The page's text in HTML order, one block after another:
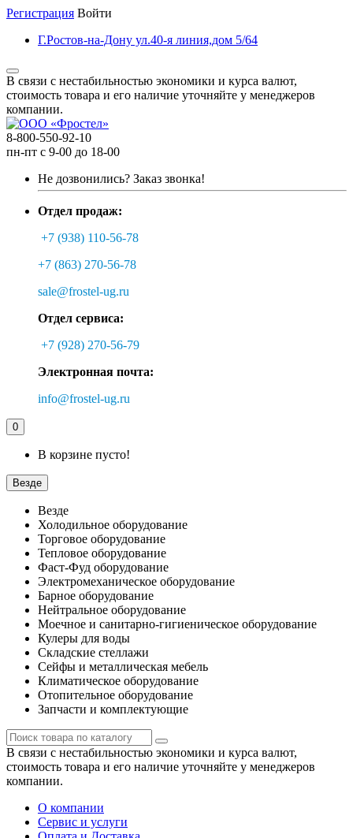
Регистрация Войти
Г.Ростов-на-Дону ул.40-я линия,дом 5/64
В связи с нестабильностью экономики и курса валют,
стоимость товара и его наличие уточняйте у менеджеров
компании.
8-800-550-92-10
пн-пт с 9-00 до 18-00
Не дозвонились? Заказ звонка!
Отдел продаж:
+7 (938) 110-56-78
+7 (863) 270-56-78
sale@frostel-ug.ru
Отдел сервиса:
+7 (928) 270-56-79
Электронная почта:
info@frostel-ug.ru
0
В корзине пусто!
Везде
Везде
Холодильное оборудование
Торговое оборудование
Тепловое оборудование
Фаст-Фуд оборудование
Электромеханическое оборудование
Барное оборудование
Нейтральное оборудование
Моечное и санитарно-гигиеническое оборудование
Кулеры для воды
Складские стеллажи
Сейфы и металлическая мебель
Климатическое оборудование
Отопительное оборудование
Запчасти и комплектующие
В связи с нестабильностью экономики и курса валют,
стоимость товара и его наличие уточняйте у менеджеров
компании.
О компании
Сервис и услуги